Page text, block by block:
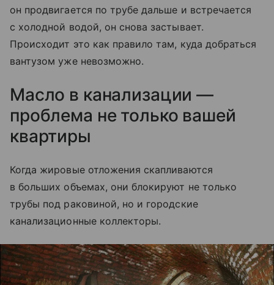
он продвигается по трубе дальше и встречается
с холодной водой, он снова застывает.
Происходит это как правило там, куда добраться
вантузом уже невозможно.
Масло в канализации —
проблема не только вашей
квартиры
Когда жировые отложения скапливаются
в больших объемах, они блокируют не только
трубы под раковиной, но и городские
канализационные коллекторы.